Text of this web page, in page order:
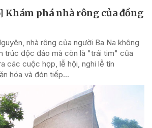
Khám phá nhà rông của đồng
nhà rông của người Ba Na không
trúc độc đáo mà còn là "trái tim" của
các cuộc họp, lễ hội, nghi lễ tín
hóa và đón tiếp...